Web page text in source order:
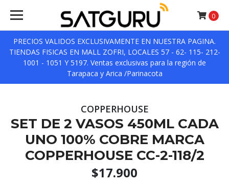
PRECIOS VALIDOS EXCLUSIVAMENTE EN NUESTRA PAGINA.
TIENDAS FISICAS EN MALL ZOFRI, LOCALES 57 - 62- 115- 212-
1001 - 1051 Y 5197. Ventas exclusivas para la región de
Tarapaca y Arica /Parinacota
0
COPPERHOUSE
SET DE 2 VASOS 450ML CADA
UNO 100% COBRE MARCA
COPPERHOUSE CC-2-118/2
$17.900